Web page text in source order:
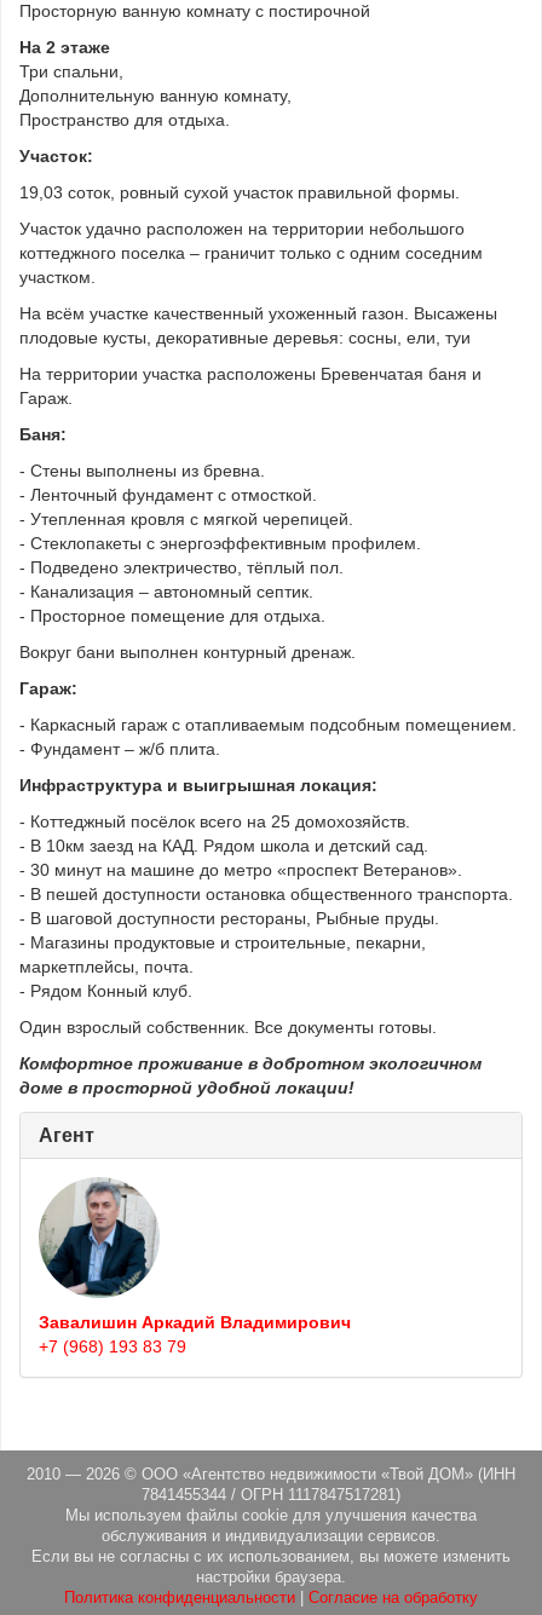
Просторную ванную комнату с постирочной
На 2 этаже
Три спальни,
Дополнительную ванную комнату,
Пространство для отдыха.
Участок:
19,03 соток, ровный сухой участок правильной формы.
Участок удачно расположен на территории небольшого
коттеджного поселка – граничит только с одним соседним
участком.
На всём участке качественный ухоженный газон. Высажены
плодовые кусты, декоративные деревья: сосны, ели, туи
На территории участка расположены Бревенчатая баня и
Гараж.
Баня:
- Стены выполнены из бревна.
- Ленточный фундамент с отмосткой.
- Утепленная кровля с мягкой черепицей.
- Стеклопакеты с энергоэффективным профилем.
- Подведено электричество, тёплый пол.
- Канализация – автономный септик.
- Просторное помещение для отдыха.
Вокруг бани выполнен контурный дренаж.
Гараж:
- Каркасный гараж с отапливаемым подсобным помещением.
- Фундамент – ж/б плита.
Инфраструктура и выигрышная локация:
- Коттеджный посёлок всего на 25 домохозяйств.
- В 10км заезд на КАД. Рядом школа и детский сад.
- 30 минут на машине до метро «проспект Ветеранов».
- В пешей доступности остановка общественного транспорта.
- В шаговой доступности рестораны, Рыбные пруды.
- Магазины продуктовые и строительные, пекарни,
маркетплейсы, почта.
- Рядом Конный клуб.
Один взрослый собственник. Все документы готовы.
Комфортное проживание в добротном экологичном
доме в просторной удобной локации!
Агент
Завалишин Аркадий Владимирович
+7 (968) 193 83 79
2010 — 2026 © ООО «Агентство недвижимости «Твой ДОМ» (ИНН
7841455344 / ОГРН 1117847517281)
Мы используем файлы cookie для улучшения качества
обслуживания и индивидуализации сервисов.
Если вы не согласны с их использованием, вы можете изменить
настройки браузера.
Политика конфиденциальности
Согласие на обработку